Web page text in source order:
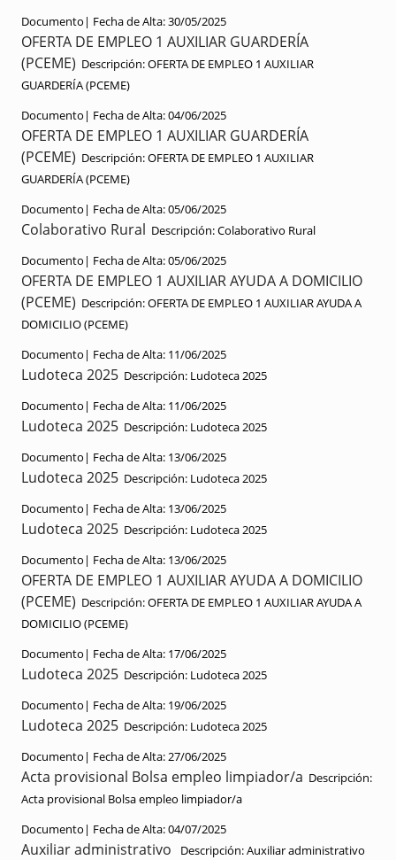
Documento| Fecha de Alta:30/05/2025
OFERTA DE EMPLEO 1 AUXILIAR GUARDERÍA
(PCEME) Descripción:OFERTA DE EMPLEO 1 AUXILIAR
GUARDERÍA (PCEME)
Documento| Fecha de Alta:04/06/2025
OFERTA DE EMPLEO 1 AUXILIAR GUARDERÍA
(PCEME) Descripción:OFERTA DE EMPLEO 1 AUXILIAR
GUARDERÍA (PCEME)
Documento| Fecha de Alta:05/06/2025
Colaborativo Rural Descripción:Colaborativo Rural
Documento| Fecha de Alta:05/06/2025
OFERTA DE EMPLEO 1 AUXILIAR AYUDA A DOMICILIO
(PCEME) Descripción:OFERTA DE EMPLEO 1 AUXILIAR AYUDA A
DOMICILIO (PCEME)
Documento| Fecha de Alta: 11/06/2025
Ludoteca 2025 Descripción: Ludoteca 2025
Documento| Fecha de Alta: 11/06/2025
Ludoteca 2025 Descripción: Ludoteca 2025
Documento| Fecha de Alta: 13/06/2025
Ludoteca 2025 Descripción: Ludoteca 2025
Documento| Fecha de Alta: 13/06/2025
Ludoteca 2025 Descripción: Ludoteca 2025
Documento| Fecha de Alta: 13/06/2025
OFERTA DE EMPLEO 1 AUXILIAR AYUDA A DOMICILIO
(PCEME) Descripción:OFERTA DE EMPLEO 1 AUXILIAR AYUDA A
DOMICILIO (PCEME)
Documento| Fecha de Alta: 17/06/2025
Ludoteca 2025 Descripción: Ludoteca 2025
Documento| Fecha de Alta: 19/06/2025
Ludoteca 2025 Descripción: Ludoteca 2025
Documento| Fecha de Alta:27/06/2025
Acta provisional Bolsa empleo limpiador/a Descripción:
Acta provisional Bolsa empleo limpiador/a
Documento| Fecha de Alta:04/07/2025
Auxiliar administrativo Descripción:Auxiliar administrativo